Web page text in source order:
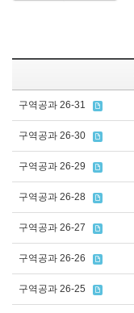
구역공과 26-31
구역공과 26-30
구역공과 26-29
구역공과 26-28
구역공과 26-27
구역공과 26-26
구역공과 26-25